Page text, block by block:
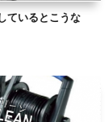
ているとこうな